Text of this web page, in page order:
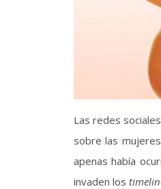
Las redes
sobre las
apenas había
invaden los